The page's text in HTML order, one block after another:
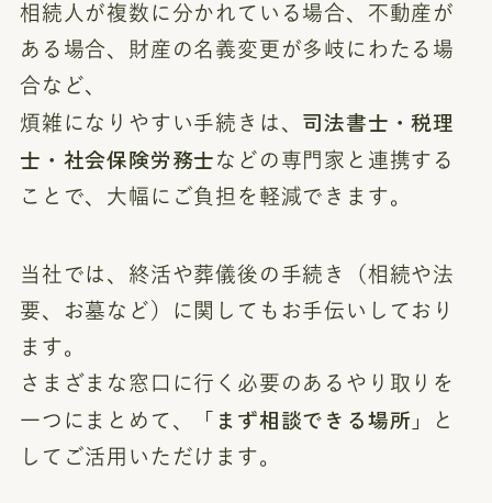
相続人が複数に分かれている場合、不動産が
ある場合、財産の名義変更が多岐にわたる場
合など、
煩雑になりやすい手続きは、 司法書士・税理
士・社会保険労務士 などの専門家と連携する
ことで、大幅にご負担を軽減できます。
当社では、終活や葬儀後の手続き（相続や法
要、お墓など）に関してもお手伝いしており
ます。
さまざまな窓口に行く必要のあるやり取りを
一つにまとめて、
「まず相談できる場所」
と
してご活用いただけます。